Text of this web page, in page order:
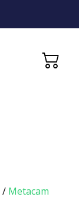
/ Metacam